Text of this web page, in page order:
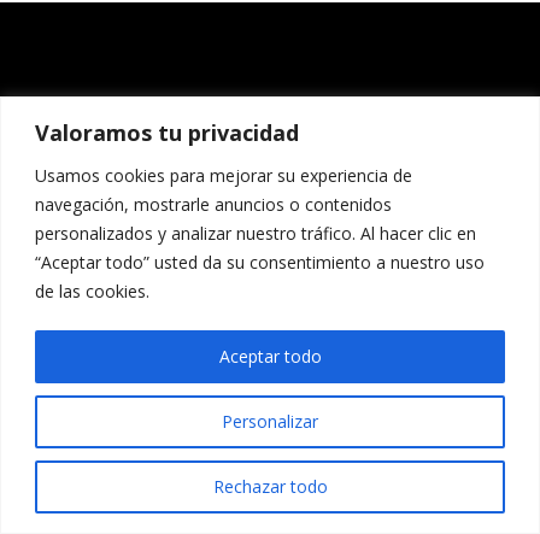
Valoramos tu privacidad
Usamos cookies para mejorar su experiencia de
navegación, mostrarle anuncios o contenidos
personalizados y analizar nuestro tráfico. Al hacer clic en
“Aceptar todo” usted da su consentimiento a nuestro uso
de las cookies.
Personalizar
Rechazar todo
Aceptar todo